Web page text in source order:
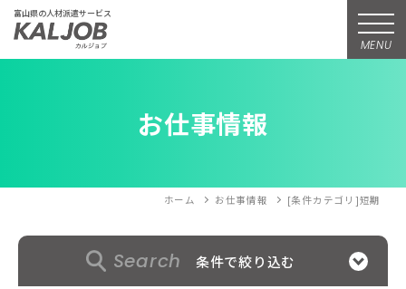
富山県の人材派遣サービス
MENU
お仕事情報
ホーム お仕事情報 [条件カテゴリ]短期
Search 条件で絞り込む